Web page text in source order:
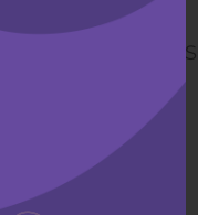
nº 1017365/
e